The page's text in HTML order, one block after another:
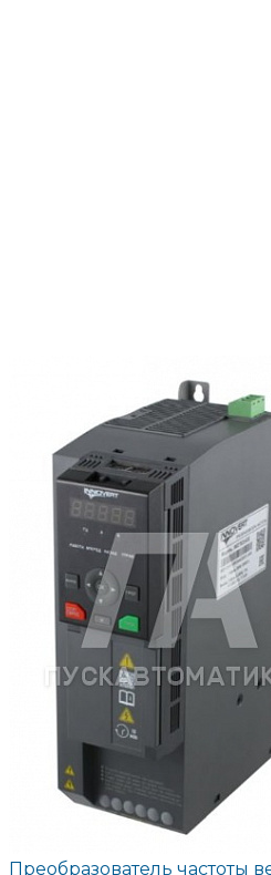
Преобразователь частоты